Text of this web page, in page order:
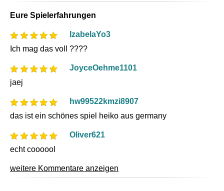
Eure Spielerfahrungen
IzabelaYo3
Ich mag das voll ????
JoyceOehme1101
jaej
hw99522kmzi8907
das ist ein schönes spiel heiko aus germany
Oliver621
echt coooool
weitere Kommentare anzeigen